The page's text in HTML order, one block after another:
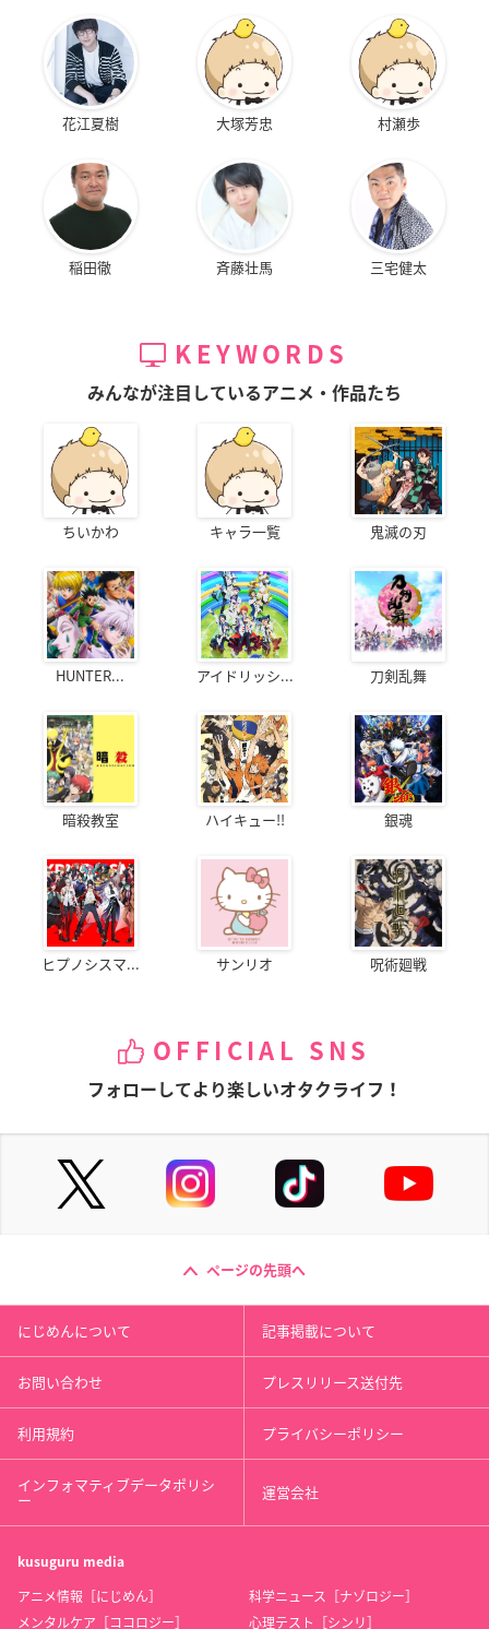
花江夏樹 大塚芳忠 村瀬歩
稲田徹 斉藤壮馬 三宅健太
KEYWORDS
みんなが注目しているアニメ・作品たち
ちいかわ キャラ一覧 鬼滅の刃
HUNTER... アイドリッシ... 刀剣乱舞
暗殺教室 ハイキュー!! 銀魂
ヒプノシスマ... サンリオ 呪術廻戦
OFFICIAL SNS
フォローしてより楽しいオタクライフ！
ページの先頭へ
にじめんについて 記事掲載について
お問い合わせ プレスリリース送付先
利用規約 プライバシーポリシー
インフォマティブデータポリシ
ー 運営会社
kusuguru media
アニメ情報［にじめん］
科学ニュース［ナゾロジー］
メンタルケア［ココロジー］
心理テスト［シンリ］